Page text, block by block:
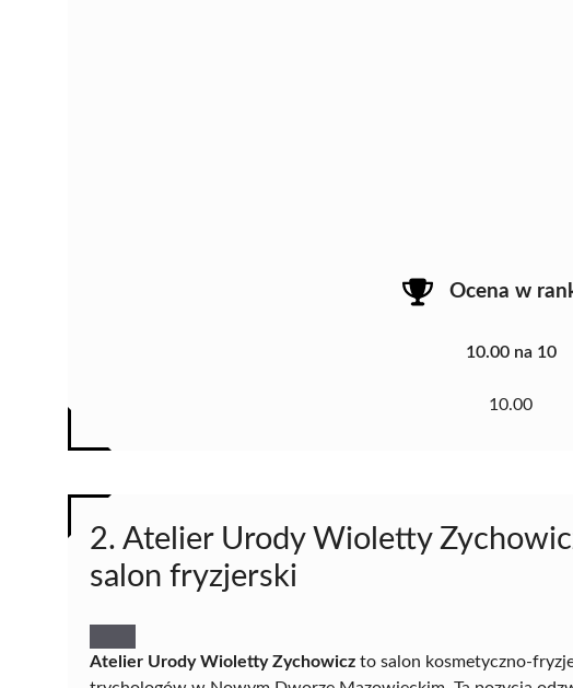
Ocena w
10.00 na 10
10.00
2. Atelier Urody Wioletty
salon fryzjerski
Atelier Urody Wioletty Zychowicz to salon kosmetyczno-